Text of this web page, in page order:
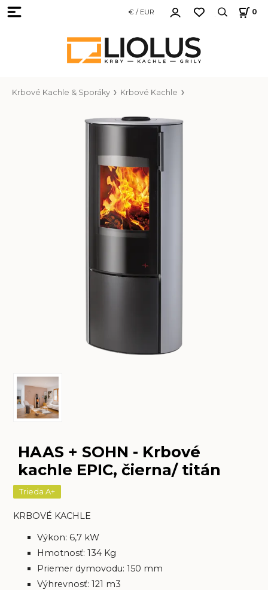
€ / EUR 0
Krbové Kachle & Sporáky Krbové Kachle
HAAS + SOHN - Krbové
kachle EPIC, čierna/ titán
Trieda A+
KRBOVÉ KACHLE
Výkon: 6,7 kW
Hmotnosť: 134 Kg
Priemer dymovodu: 150 mm
Výhrevnosť: 121 m3